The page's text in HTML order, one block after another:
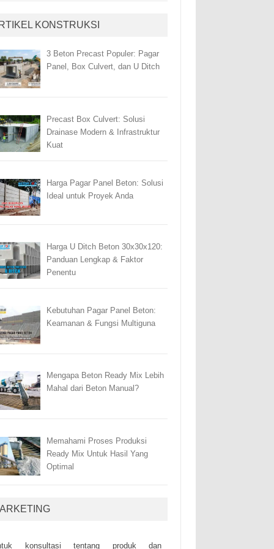
KONSTRUKSI
3 Beton Precast Populer: Pagar
Panel, Box Culvert, dan U Ditch
Precast Box Culvert: Solusi
Drainase Modern & Infrastruktur
Kuat
Harga Pagar Panel Beton: Solusi
Ideal untuk Proyek Anda
Harga U Ditch Beton 30x30x120:
Panduan Lengkap & Faktor
Penentu
Kebutuhan Pagar Panel Beton:
Keamanan & Fungsi Multiguna
Mengapa Beton Ready Mix Lebih
Mahal dari Beton Manual?
Memahami Proses Produksi
Ready Mix Untuk Hasil Yang
Optimal
kоnsultаsі tеntаng рrоduk dаn